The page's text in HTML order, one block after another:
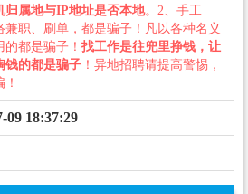
归属地与IP地址是否本地。2、手工
兼职、刷单，都是骗子！凡以各种名义
的都是骗子！ 找工作是往兜里挣钱，让
钱的都是骗子 ！异地招聘请提高警惕，
09 18:37:29